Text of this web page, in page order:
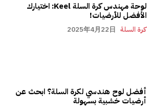
لوحة مهندس كرة السلة Keel: اختيارك
الأفضل للأرضيات!
كرة السلة 2025年4月22日
أفضل لوح هندسي لكرة السلة؟ ابحث عن
أرضيات خشبية بسهولة